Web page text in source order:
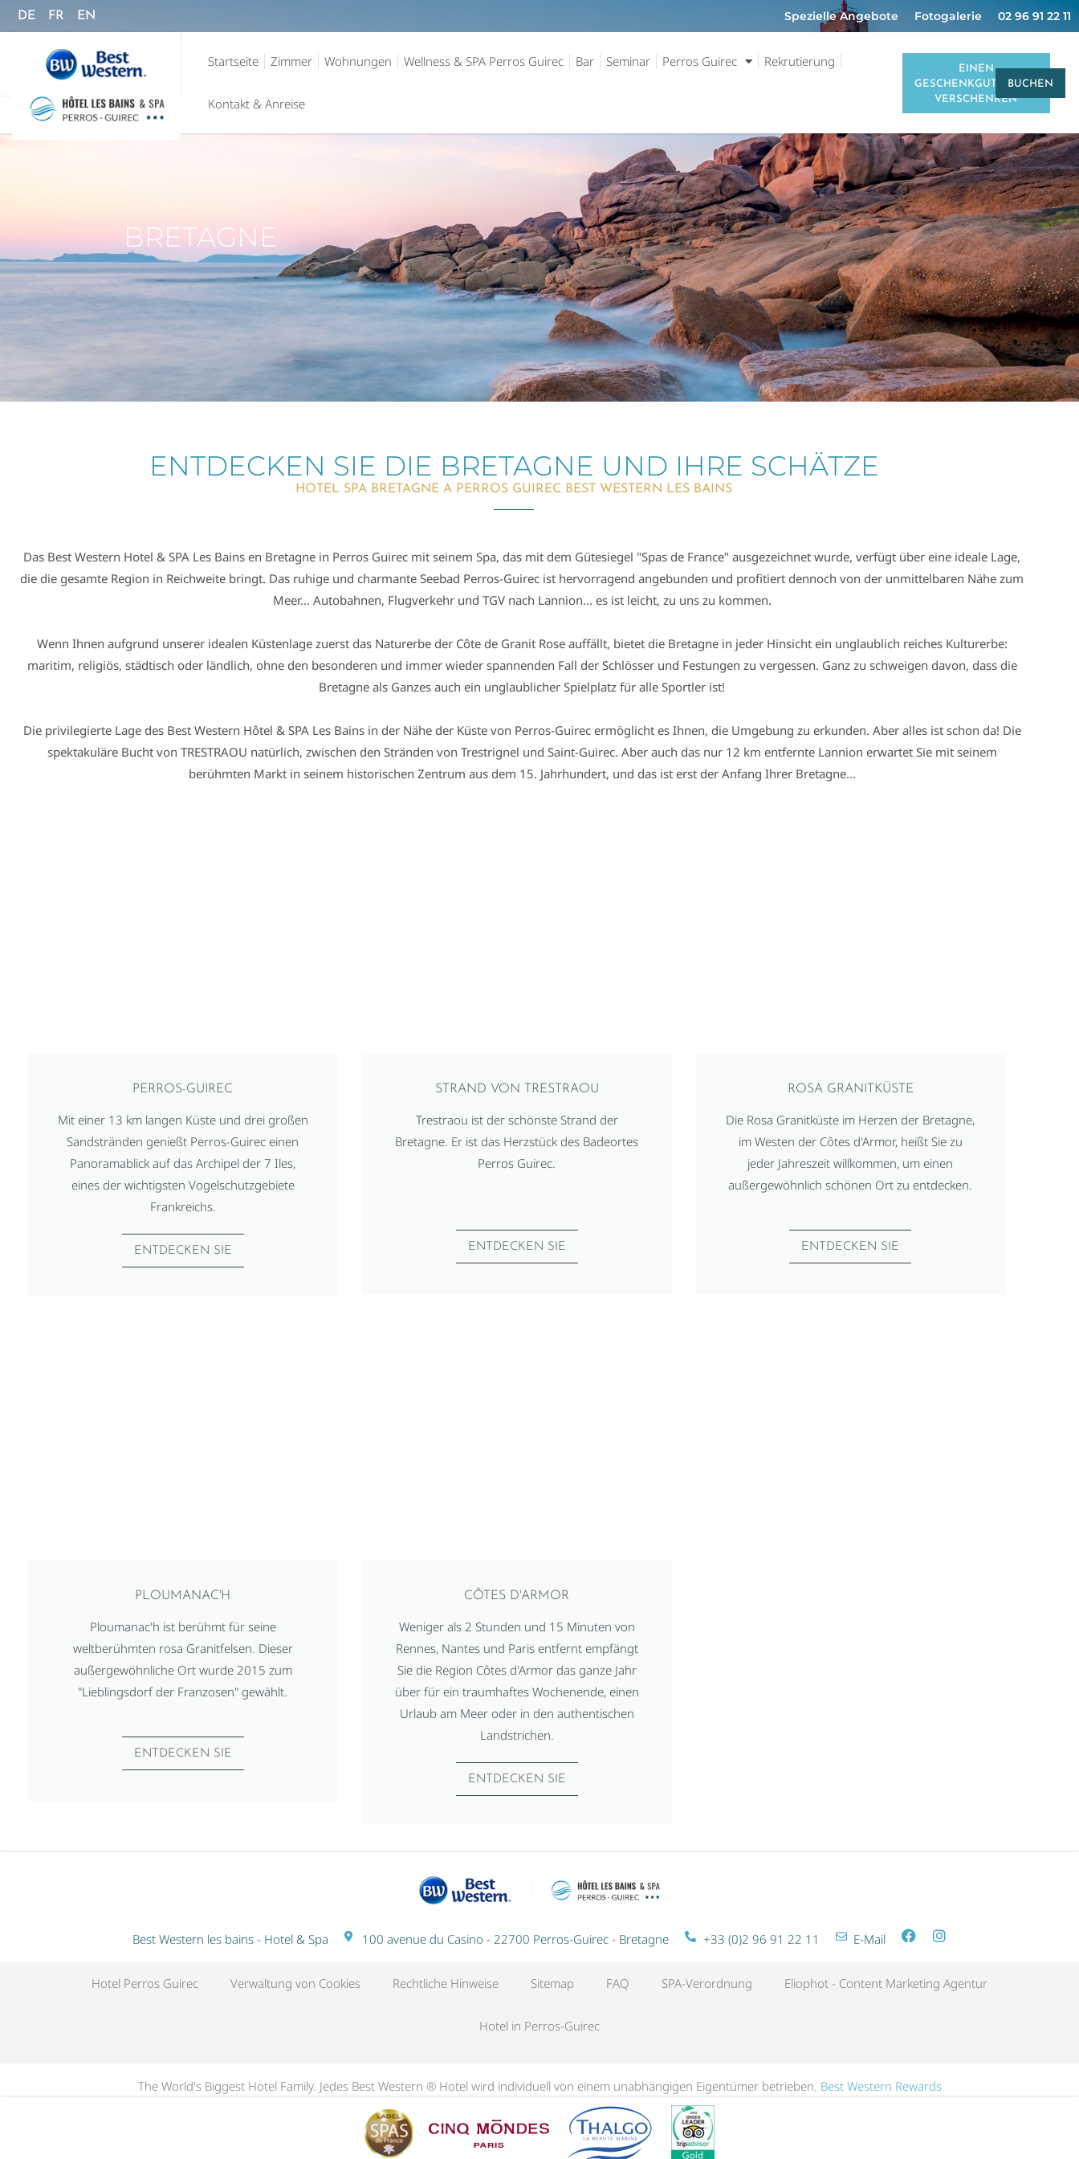
DE FR EN Spezielle Angebote Fotogalerie 02 96 91 22 11
Startseite Zimmer Wohnungen Wellness & SPA Perros Guirec Bar Seminar Perros Guirec Rekrutierung
Kontakt & Anreise
EINEN
GESCHENKGUTSCHEIN
VERSCHENKEN
BUCHEN
BRETAGNE
ENTDECKEN SIE DIE BRETAGNE UND IHRE SCHÄTZE
HOTEL SPA BRETAGNE A PERROS GUIREC BEST WESTERN LES BAINS
Das Best Western Hotel & SPA Les Bains en Bretagne in Perros Guirec mit seinem Spa, das mit dem Gütesiegel "Spas de France" ausgezeichnet wurde, verfügt über eine ideale Lage,
die die gesamte Region in Reichweite bringt. Das ruhige und charmante Seebad Perros-Guirec ist hervorragend angebunden und profitiert dennoch von der unmittelbaren Nähe zum
Meer... Autobahnen, Flugverkehr und TGV nach Lannion... es ist leicht, zu uns zu kommen.
Wenn Ihnen aufgrund unserer idealen Küstenlage zuerst das Naturerbe der Côte de Granit Rose auffällt, bietet die Bretagne in jeder Hinsicht ein unglaublich reiches Kulturerbe:
maritim, religiös, städtisch oder ländlich, ohne den besonderen und immer wieder spannenden Fall der Schlösser und Festungen zu vergessen. Ganz zu schweigen davon, dass die
Bretagne als Ganzes auch ein unglaublicher Spielplatz für alle Sportler ist!
Die privilegierte Lage des Best Western Hôtel & SPA Les Bains in der Nähe der Küste von Perros-Guirec ermöglicht es Ihnen, die Umgebung zu erkunden. Aber alles ist schon da! Die
spektakuläre Bucht von TRESTRAOU natürlich, zwischen den Stränden von Trestrignel und Saint-Guirec. Aber auch das nur 12 km entfernte Lannion erwartet Sie mit seinem
berühmten Markt in seinem historischen Zentrum aus dem 15. Jahrhundert, und das ist erst der Anfang Ihrer Bretagne...
PERROS-GUIREC
Mit einer 13 km langen Küste und drei großen
Sandstränden genießt Perros-Guirec einen
Panoramablick auf das Archipel der 7 Iles,
eines der wichtigsten Vogelschutzgebiete
Frankreichs.
ENTDECKEN SIE
STRAND VON TRESTRAOU
Trestraou ist der schönste Strand der
Bretagne. Er ist das Herzstück des Badeortes
Perros Guirec.
ENTDECKEN SIE
ROSA GRANITKÜSTE
Die Rosa Granitküste im Herzen der Bretagne,
im Westen der Côtes d'Armor, heißt Sie zu
jeder Jahreszeit willkommen, um einen
außergewöhnlich schönen Ort zu entdecken.
ENTDECKEN SIE
PLOUMANAC'H
Ploumanac'h ist berühmt für seine
weltberühmten rosa Granitfelsen. Dieser
außergewöhnliche Ort wurde 2015 zum
"Lieblingsdorf der Franzosen" gewählt.
ENTDECKEN SIE
CÔTES D'ARMOR
Weniger als 2 Stunden und 15 Minuten von
Rennes, Nantes und Paris entfernt empfängt
Sie die Region Côtes d'Armor das ganze Jahr
über für ein traumhaftes Wochenende, einen
Urlaub am Meer oder in den authentischen
Landstrichen.
ENTDECKEN SIE
Best Western les bains - Hotel & Spa 100 avenue du Casino - 22700 Perros-Guirec - Bretagne +33 (0)2 96 91 22 11 E-Mail
Hotel Perros Guirec Verwaltung von Cookies Rechtliche Hinweise Sitemap FAQ SPA-Verordnung Eliophot - Content Marketing Agentur
Hotel in Perros-Guirec
The World's Biggest Hotel Family. Jedes Best Western ® Hotel wird individuell von einem unabhängigen Eigentümer betrieben. Best Western Rewards